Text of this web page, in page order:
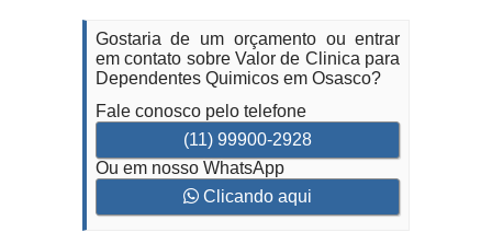
Gostaria de um orçamento ou entrar
em contato sobre Valor de Clinica para
Dependentes Quimicos em Osasco?
Fale conosco pelo telefone
(11) 99900-2928
Ou em nosso WhatsApp
Clicando aqui